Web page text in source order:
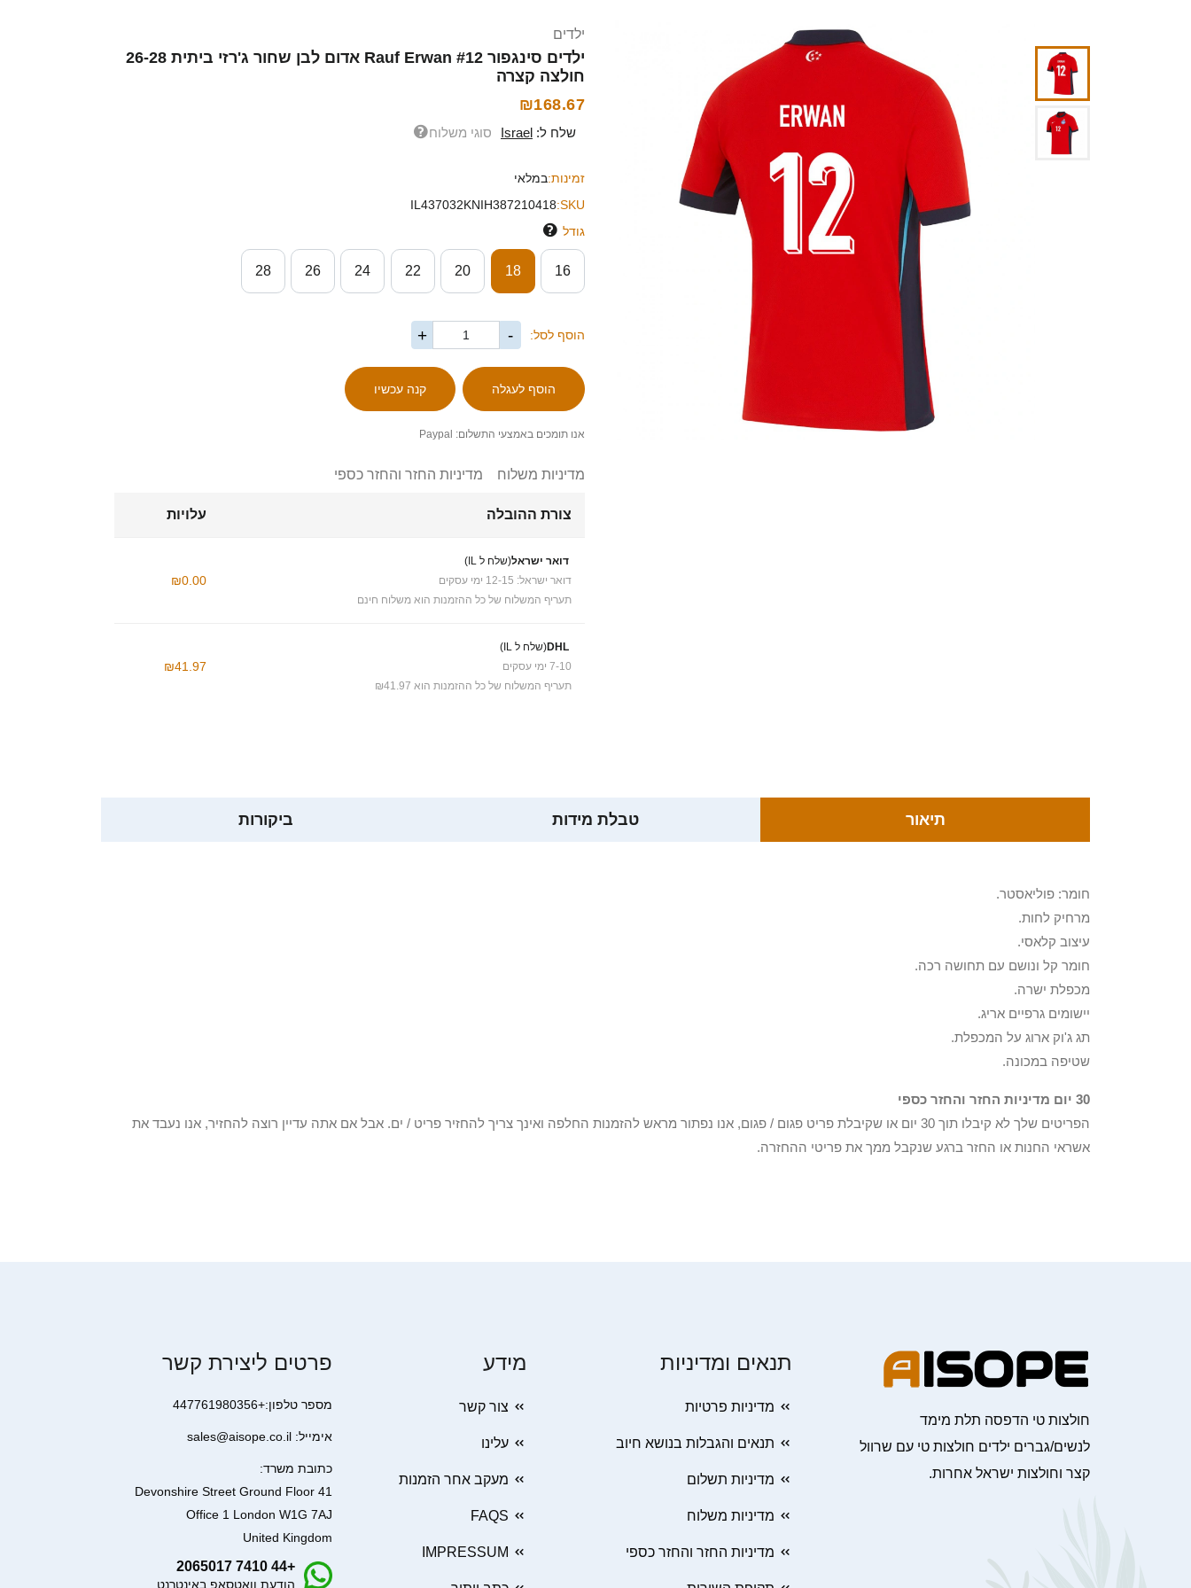
ילדים
ילדים סינגפור Rauf Erwan #12 אדום לבן שחור ג'רזי ביתית 26-28
חולצה קצרה
₪168.67
שלח ל: Israel סוגי משלוח
זמינות:במלאי
SKU:
IL437032KNIH387210418
גודל
16
18
20
22
24
26
28
הוסף לסל: -
+
אנו תומכים באמצעי התשלום: Paypal
מדיניות משלוח מדיניות החזר והחזר כספי
צורת ההובלה עלויות
דואר ישראל(שלח ל IL)
דואר ישראל: 12-15 ימי עסקים
תעריף המשלוח של כל ההזמנות הוא משלוח חינם
₪0.00
DHL(שלח ל IL)
7-10 ימי עסקים
תעריף המשלוח של כל ההזמנות הוא ₪41.97
₪41.97
תיאור טבלת מידות ביקורות
חומר: פוליאסטר.
מרחיק לחות.
עיצוב קלאסי.
חומר קל ונושם עם תחושה רכה.
מכפלת ישרה.
יישומים גרפיים אריג.
תג ג'וק ארוג על המכפלת.
שטיפה במכונה.
30 יום מדיניות החזר והחזר כספי
הפריטים שלך לא קיבלו תוך 30 יום או שקיבלת פריט פגום / פגום, אנו נפתור מראש להזמנות החלפה ואינך צריך להחזיר פריט / ים. אבל אם אתה עדיין רוצה להחזיר, אנו נעבד את
אשראי החנות או החזר ברגע שנקבל ממך את פריטי ההחזרה.
חולצות טי הדפסה תלת מימד
לנשים/גברים ילדים חולצות טי עם שרוול
קצר וחולצות ישראל אחרות.
תנאים ומדיניות
מדיניות פרטיות
תנאים והגבלות בנושא חיוב
מדיניות תשלום
מדיניות משלוח
מדיניות החזר והחזר כספי
מידע
צור קשר
עלינו
מעקב אחר הזמנות
FAQS
IMPRESSUM
פרטים ליצירת קשר
מספר טלפון:+447761980356
אימייל: sales@aisope.co.il
כתובת משרד:
41 Devonshire Street Ground Floor
Office 1 London W1G 7AJ
United Kingdom
+44 7410 2065017
הודעת וואטסאפ באינטרנט